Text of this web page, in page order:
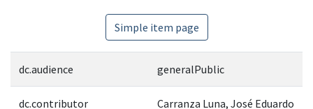
Simple item page
dc.audience generalPublic
dc.contributor Carranza Luna, José Eduardo